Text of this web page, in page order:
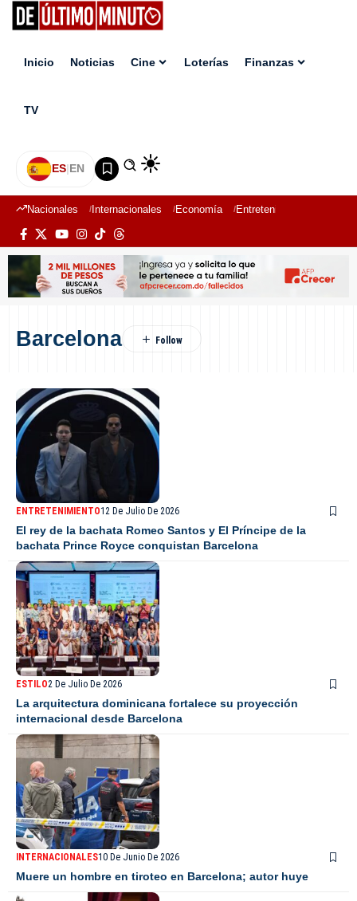
Inicio Noticias Cine Loterías Finanzas
TV
ES|EN
Nacionales Internacionales Economía Entretenimiento
Barcelona
ENTRETENIMIENTO12 De Julio De 2026
El rey de la bachata Romeo Santos y El Príncipe de la
bachata Prince Royce conquistan Barcelona
ESTILO2 De Julio De 2026
La arquitectura dominicana fortalece su proyección
internacional desde Barcelona
INTERNACIONALES10 De Junio De 2026
Muere un hombre en tiroteo en Barcelona; autor huye